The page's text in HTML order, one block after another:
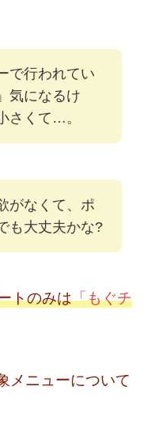
で行われてい
気になるけ
さくて…。
がなくて、ポ
も大丈夫かな?
トのみは「もぐチ
メニューについて